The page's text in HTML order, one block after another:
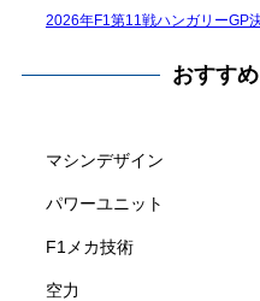
2026年F1第11戦ハンガリーGP
おすす
マシンデザイン
パワーユニット
F1メカ技術
空力